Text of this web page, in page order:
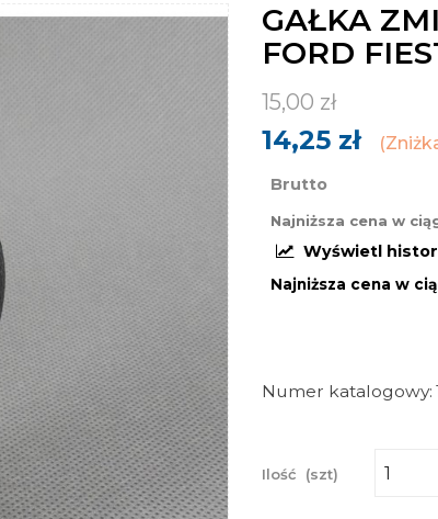
GAŁKA
FORD
15,00 zł
14,25 zł
Brutto
Najniższa cena w
Wyświetl
Najniższa cena w
Numer katalogowy
Ilość (szt)